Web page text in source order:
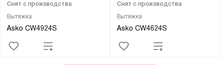
Вытяжка
Asko CW4924S
Снят с производства
Вытяжка
Asko CW4624S
Снят с производства